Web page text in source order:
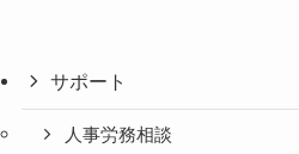
サポート
人事労務相談